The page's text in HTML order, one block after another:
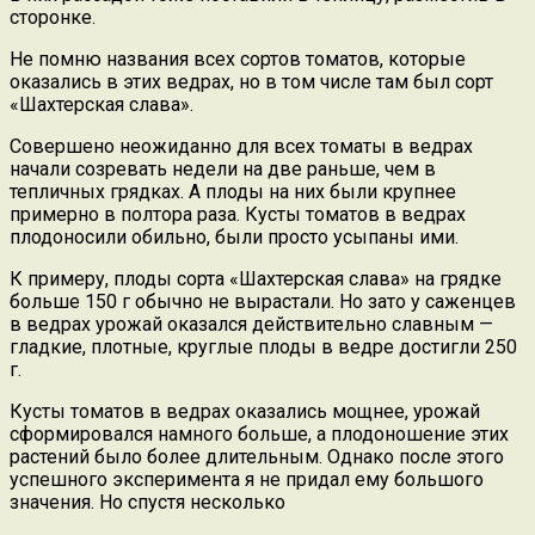
сторонке.
Не помню названия всех сортов томатов, которые
оказались в этих ведрах, но в том числе там был сорт
«Шахтерская слава».
Совершено неожиданно для всех томаты в ведрах
начали созревать недели на две раньше, чем в
тепличных грядках. А плоды на них были крупнее
примерно в полтора раза. Кусты томатов в ведрах
плодоносили обильно, были просто усыпаны ими.
К примеру, плоды сорта «Шахтерская слава» на грядке
больше 150 г обычно не вырастали. Но зато у саженцев
в ведрах урожай оказался действительно славным —
гладкие, плотные, круглые плоды в ведре достигли 250
г.
Кусты томатов в ведрах оказались мощнее, урожай
сформировался намного больше, а плодоношение этих
растений было более длительным. Однако после этого
успешного эксперимента я не придал ему большого
значения. Но спустя несколько